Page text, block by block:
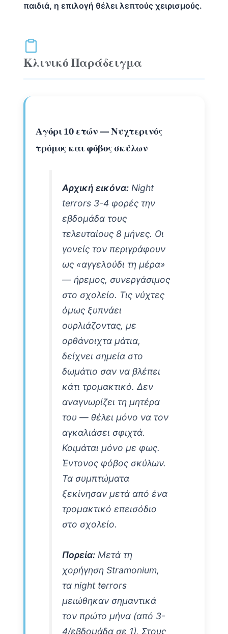
παιδιά, η επιλογή θέλει λεπτούς χειρισμούς.
Κλινικό Παράδειγμα
Αγόρι 10 ετών — Νυχτερινός
τρόμος και φόβος σκύλων
Αρχική εικόνα:Night
terrors 3-4 φορές την
εβδομάδα τους
τελευταίους 8 μήνες. Οι
γονείς τον περιγράφουν
ως «αγγελούδι τη μέρα»
— ήρεμος, συνεργάσιμος
στο σχολείο. Τις νύχτες
όμως ξυπνάει
ουρλιάζοντας, με
ορθάνοιχτα μάτια,
δείχνει σημεία στο
δωμάτιο σαν να βλέπει
κάτι τρομακτικό. Δεν
αναγνωρίζει τη μητέρα
του — θέλει μόνο να τον
αγκαλιάσει σφιχτά.
Κοιμάται μόνο με φως.
Έντονος φόβος σκύλων.
Τα συμπτώματα
ξεκίνησαν μετά από ένα
τρομακτικό επεισόδιο
στο σχολείο.
Πορεία:Μετά τη
χορήγηση Stramonium,
τα night terrors
μειώθηκαν σημαντικά
τον πρώτο μήνα (από 3-
4/εβδομάδα σε 1). Στους